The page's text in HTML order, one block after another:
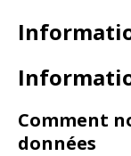
Comment
données